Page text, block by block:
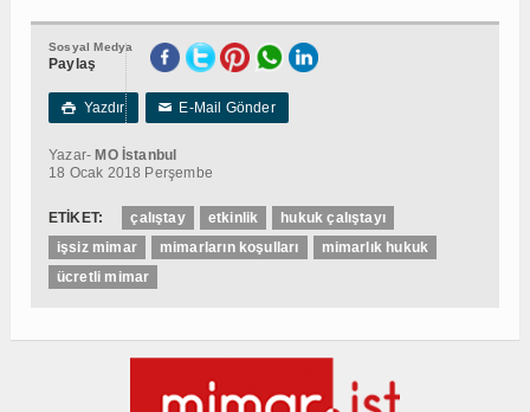
Sosyal Medya
Paylaş
 Yazdır ✉E-Mail Gönder
Yazar-MO İstanbul
18 Ocak 2018 Perşembe
ETİKET: çalıştay etkinlik
hukuk çalıştayı
işsiz mimar
mimarların koşulları
mimarlık hukuk
ücretli mimar